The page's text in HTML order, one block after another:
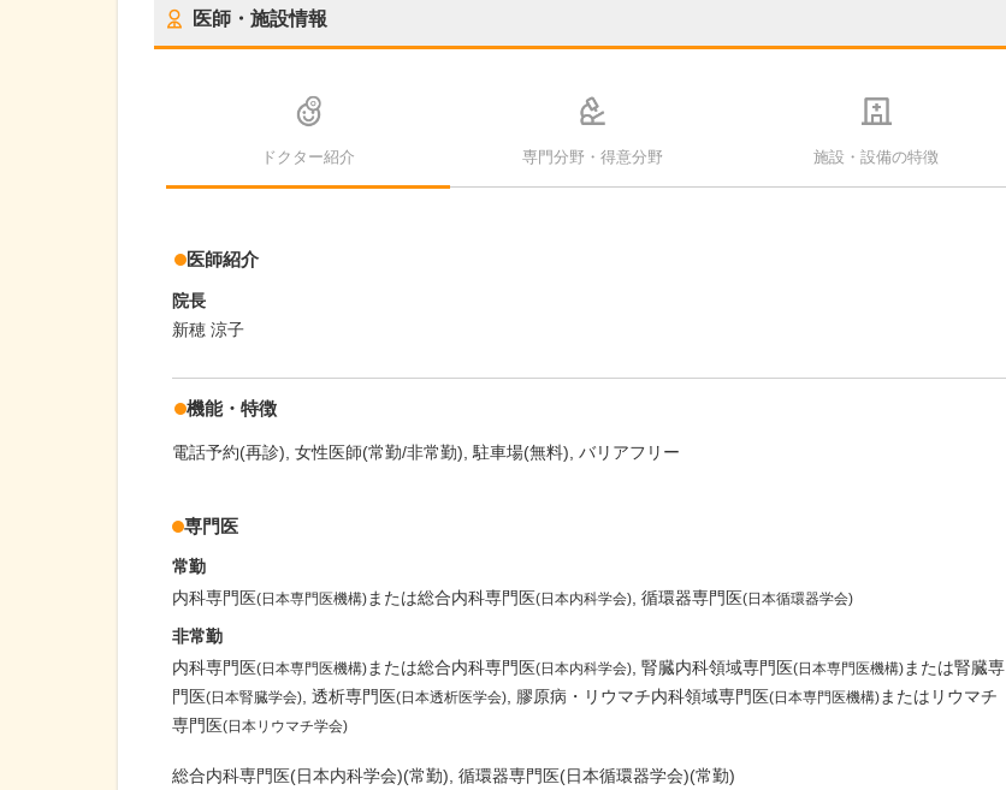
医師・施設情報
ドクター紹介 専門分野・得意分野 施設・設備の特徴
医師紹介
院長
新穂 涼子
機能・特徴
電話予約(再診) 女性医師(常勤/非常勤) 駐車場(無料) バリアフリー
専門医
常勤
内科専門医(日本専門医機構)または総合内科専門医(日本内科学会) 循環器専門医(日本循環器学会)
非常勤
内科専門医(日本専門医機構)または総合内科専門医(日本内科学会) 腎臓内科領域専門医(日本専門医機構)または腎臓専
門医(日本腎臓学会) 透析専門医(日本透析医学会) 膠原病・リウマチ内科領域専門医(日本専門医機構)またはリウマチ
専門医(日本リウマチ学会)
総合内科専門医(日本内科学会)(常勤), 循環器専門医(日本循環器学会)(常勤)